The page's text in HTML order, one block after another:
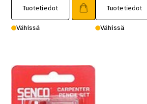
Tuotetiedot
Vähissä
Tuotetiedot
Vähissä